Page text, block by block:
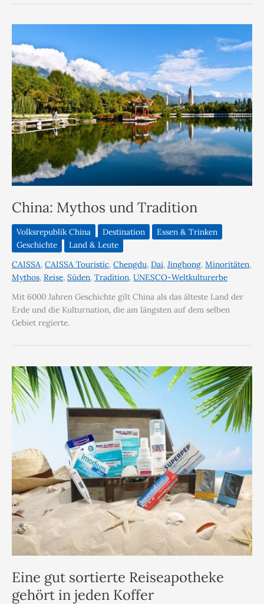
China: Mythos und Tradition
Volksrepublik China Destination
Essen & Trinken
Geschichte
Land & Leute
CAISSA, CAISSA Touristic, Chengdu, Dai, Jinghong, Minoritäten,
Mythos, Reise, Süden, Tradition, UNESCO-Weltkulturerbe
Mit 6000 Jahren Geschichte gilt China als das älteste Land der
Erde und die Kulturnation, die am längsten auf dem selben
Gebiet regierte.
Eine gut sortierte Reiseapotheke
gehört in jeden Koffer